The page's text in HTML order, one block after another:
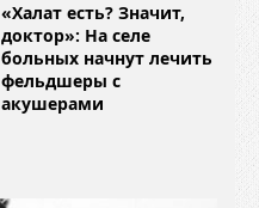
«Халат есть? Значит,
доктор»: На селе
больных начнут лечить
фельдшеры с
акушерами